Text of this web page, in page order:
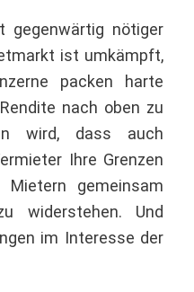
gegenwärtig nötiger
ist umkämpft,
packen harte
nach oben zu
wird, dass auch
Ihre Grenzen
gemeinsam
widerstehen. Und
im Interesse der